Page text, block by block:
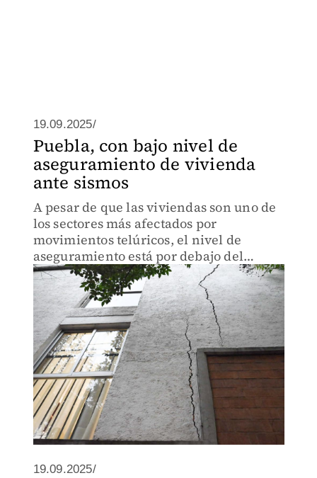
19.09.2025/
Puebla, con bajo nivel de
aseguramiento de vivienda
ante sismos
A pesar de que las viviendas son uno de
los sectores más afectados por
movimientos telúricos, el nivel de
aseguramiento está por debajo del
promedio nacional que es de 25.8 por
ciento.
19.09.2025/